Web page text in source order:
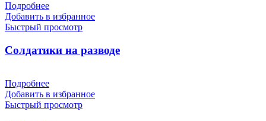
Подробнее
Добавить в избранное
Быстрый просмотр
Солдатики на разводе
Подробнее
Добавить в избранное
Быстрый просмотр